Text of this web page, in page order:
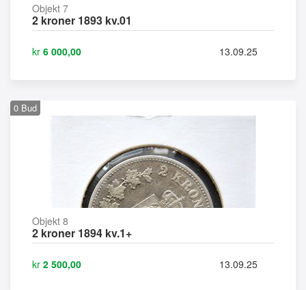
Objekt 7
2 kroner 1893 kv.01
kr 6 000,00 13.09.25
0 Bud
Objekt 8
2 kroner 1894 kv.1+
kr 2 500,00 13.09.25